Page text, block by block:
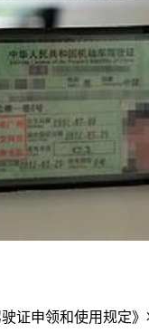
证申领和使用规定